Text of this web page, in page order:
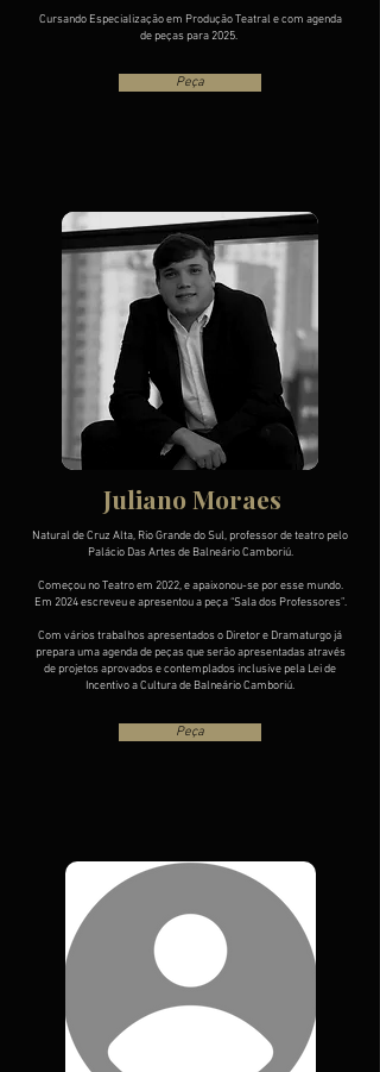
Cursando Especialização em Produção Teatral e com agenda
de peças para 2025.
Peça
Juliano Moraes
Natural de Cruz Alta, Rio Grande do Sul, professor de teatro pelo
Palácio Das Artes de Balneário Camboriú.
Começou no Teatro em 2022, e apaixonou-se por esse mundo.
Em 2024 escreveu e apresentou a peça “Sala dos Professores”.
Com vários trabalhos apresentados o Diretor e Dramaturgo já
prepara uma agenda de peças que serão apresentadas através
de projetos aprovados e contemplados inclusive pela Lei de
Incentivo a Cultura de Balneário Camboriú.
Peça